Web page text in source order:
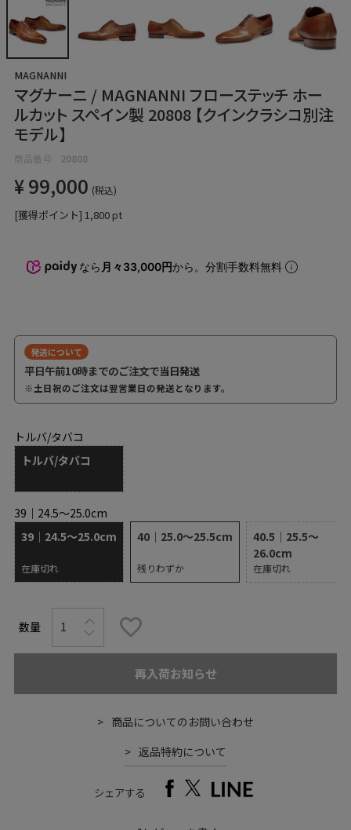
MAGNANNI
マグナーニ / MAGNANNI フローステッチ ホー
ルカット スペイン製 20808 【クインクラシコ別注
モデル】
商品番号 20808
¥99,000 税込
[獲得ポイント] 1,800 pt
なら 月々33,000円から。分割手数料無料
発送について
平日午前10時までのご注文で当日発送
※土日祝のご注文は翌営業日の発送となります。
39｜24.5～25.0cm
39｜24.5～25.0cm
在庫切れ
40｜25.0～25.5cm
残りわずか
40.5｜25.5～
26.0cm
在庫切れ
トルバ/タバコ
トルバ/タバコ
再入荷お知らせ
商品についてのお問い合わせ
返品特約について
シェアする